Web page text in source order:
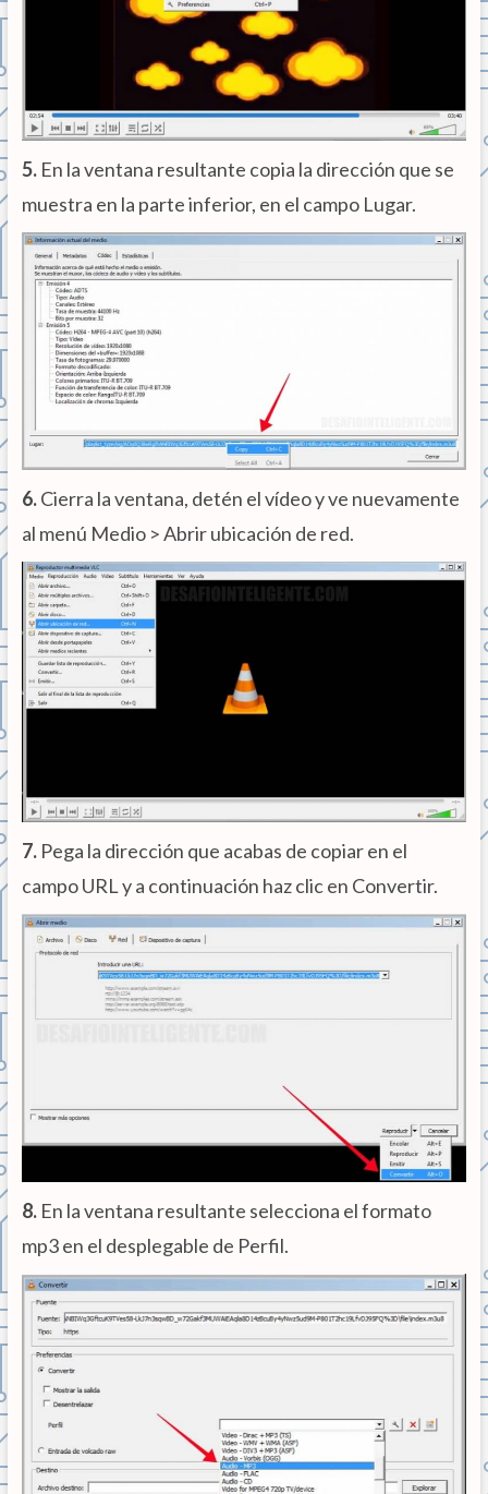
5.En la ventana resultante copia la dirección que se
muestra en la parte inferior, en el campo Lugar.
6.Cierra la ventana, detén el vídeo y ve nuevamente
al menú Medio > Abrir ubicación de red.
7.Pega la dirección que acabas de copiar en el
campo URL y a continuación haz clic en Convertir.
8.En la ventana resultante selecciona el formato
mp3 en el desplegable de Perfil.